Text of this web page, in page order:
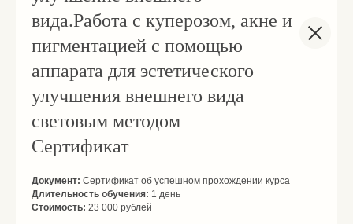
вида.Работа с куперозом, акне и
пигментацией с помощью
аппарата для эстетического
улучшения внешнего вида
световым методом
Сертификат
Документ: Сертификат об успешном прохождении курса
Длительность обучения: 1 день
Стоимость: 23 000 рублей